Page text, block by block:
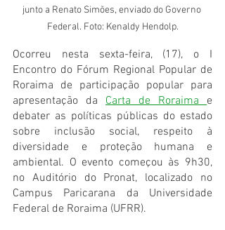
junto a Renato Simões, enviado do Governo
Federal. Foto: Kenaldy Hendolp.
Ocorreu nesta sexta-feira, (17), o I
Encontro do Fórum Regional Popular de
Roraima de participação popular para
apresentação da Carta de Roraima e
debater as políticas públicas do estado
sobre inclusão social, respeito à
diversidade e proteção humana e
ambiental. O evento começou às 9h30,
no Auditório do Pronat, localizado no
Campus Paricarana da Universidade
Federal de Roraima (UFRR).